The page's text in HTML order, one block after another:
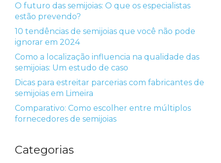
O futuro das semijoias: O que os especialistas
estão prevendo?
10 tendências de semijoias que você não pode
ignorar em 2024
Como a localização influencia na qualidade das
semijoias: Um estudo de caso
Dicas para estreitar parcerias com fabricantes de
semijoias em Limeira
Comparativo: Como escolher entre múltiplos
fornecedores de semijoias
Categorias